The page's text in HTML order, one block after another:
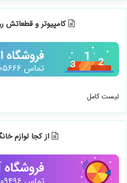
کامپیوتر و قطعاتش
لیست کامل
از کجا لوازم